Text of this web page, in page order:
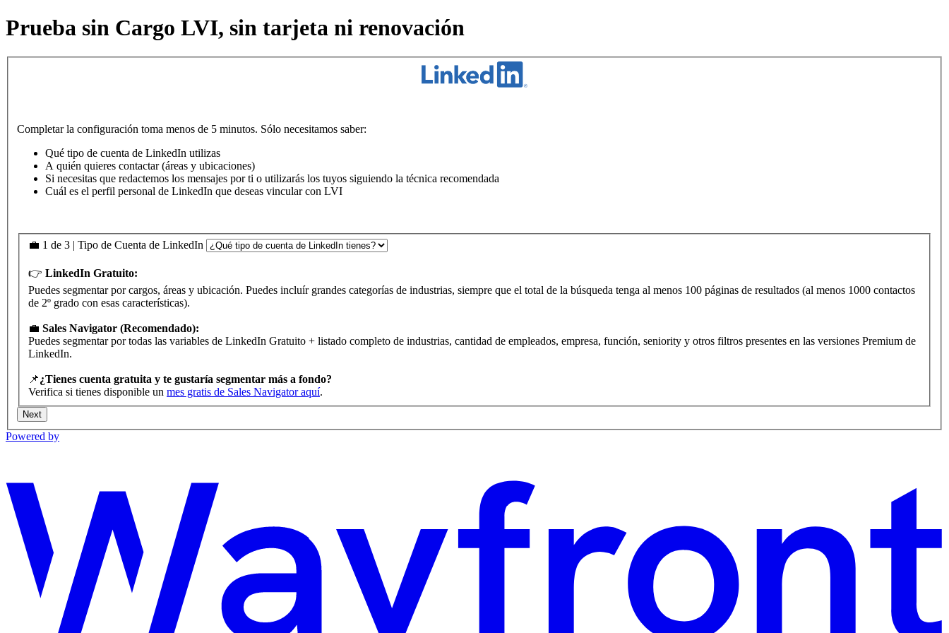
Prueba sin Cargo LVI, sin tarjeta ni renovación
Completar la configuración toma menos de 5 minutos. Sólo necesitamos saber:
Qué tipo de cuenta de LinkedIn utilizas
A quién quieres contactar (áreas y ubicaciones)
Si necesitas que redactemos los mensajes por ti o utilizarás los tuyos siguiendo la técnica recomendada
Cuál es el perfil personal de LinkedIn que deseas vincular con LVI
💼 1 de 3 | Tipo de Cuenta de LinkedIn
👉 LinkedIn Gratuito:
Puedes segmentar por cargos, áreas y ubicación. Puedes incluír grandes categorías de industrias, siempre que el total de la búsqueda tenga al menos 100 páginas de resultados (al menos 1000 contactos
de 2º grado con esas características).
💼 Sales Navigator (Recomendado):
Puedes segmentar por todas las variables de LinkedIn Gratuito + listado completo de industrias, cantidad de empleados, empresa, función, seniority y otros filtros presentes en las versiones Premium de
LinkedIn.
📌¿Tienes cuenta gratuita y te gustaría segmentar más a fondo?
Verifica si tienes disponible un mes gratis de Sales Navigator aquí.
Next
Powered by